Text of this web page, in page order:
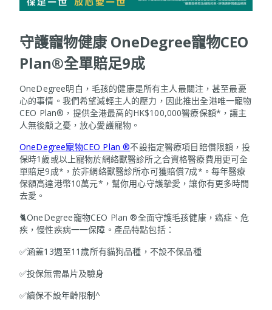
守護寵物健康 OneDegree寵物CEO
Plan®全單賠足9成
OneDegree明白，毛孩的健康是所有主人最關注，甚至最憂
心的事情。我們希望減輕主人的壓力，因此推出全港唯一寵物
CEO Plan®，提供全港最高的HK$100,000醫療保額*，讓主
人無後顧之憂，放心愛護寵物。
OneDegree寵物CEO Plan ®不設指定醫療項目賠償限額，投
保時1歲或以上寵物於網絡獸醫診所之合資格醫療費用更可全
單賠足9成*，於非網絡獸醫診所亦可獲賠償7成*。每年醫療
保額高達港幣10萬元*，幫你用心守護摯愛，讓你有更多時間
去愛。
🐈OneDegree寵物CEO Plan ®全面守護毛孩健康，癌症、危
疾，慢性疾病一一保障。產品特點包括：
✅涵蓋13週至11歲所有貓狗品種，不設不保品種
✅投保無需晶片及驗身
✅續保不設年齡限制^